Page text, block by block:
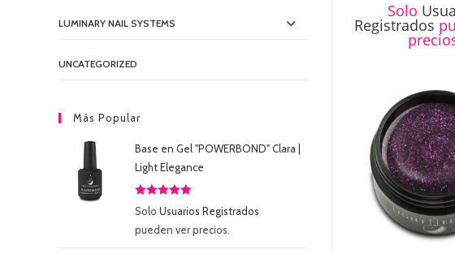
Solo
Registrados
LUMINARY NAIL SYSTEMS
UNCATEGORIZED
Más Popular
Base en Gel "POWERBOND" Clara |
Light Elegance
Valorado
5.00
5
Solo Usuarios Registrados
pueden ver precios.